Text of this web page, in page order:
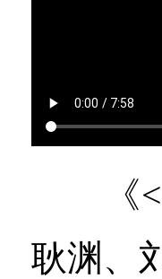
《<
耿渊、